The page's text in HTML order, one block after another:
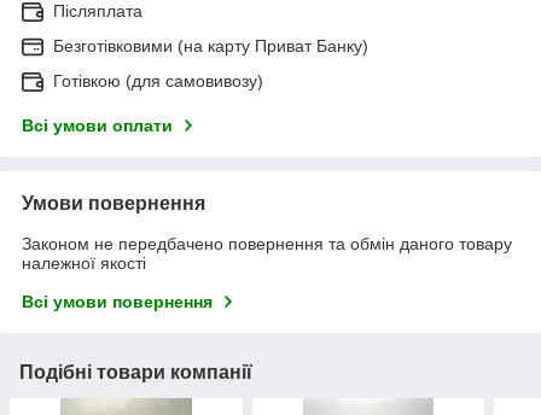
Післяплата
Безготівковими (на карту Приват Банку)
Готівкою (для самовивозу)
Всі умови оплати
Умови повернення
Законом не передбачено повернення та обмін даного товару
належної якості
Всі умови повернення
Подібні товари компанії